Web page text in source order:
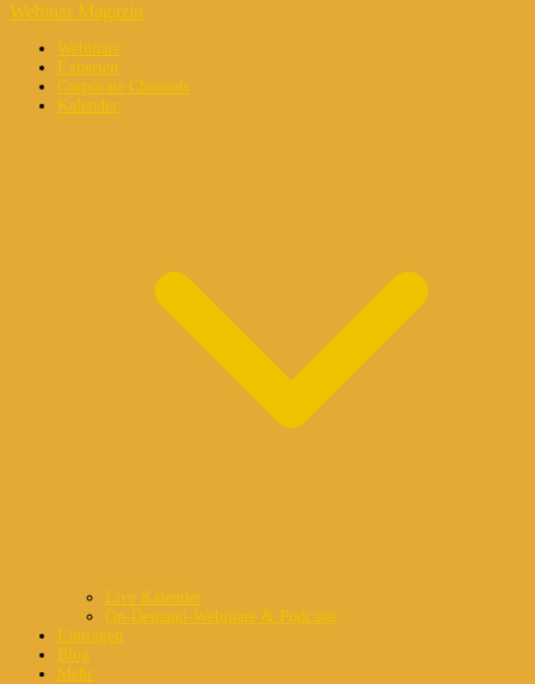
Webinar Magazin
Webinare
Experten
Corporate Channels
Kalender
Live Kalender
On-Demand-Webinare & Podcasts
Eintragen
Blog
Mehr